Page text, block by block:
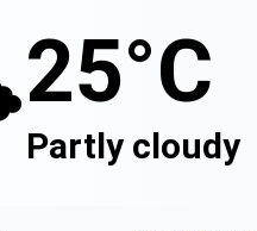
25°C
Partly cloudy